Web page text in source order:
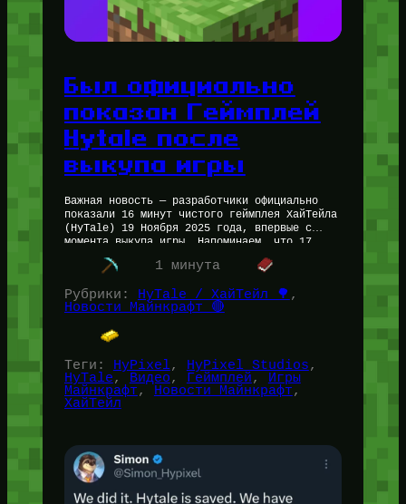
Был официально
показан Геймплей
Hytale после
выкупа игры
Важная новость — разработчики официально
показали 16 минут чистого геймплея ХайТейла
(HyTale) 19 Ноября 2025 года, впервые с
момента выкупа игры. Напоминаем, что 17
Ноября 2025 года случилось очень важное…
1 минута
Рубрики:
HyTale / ХайТейл 🌳
Новости Майнкрафт 🔴
Теги: HyPixel, HyPixel Studios
HyTale, Видео, Геймплей,
Игры
Майнкрафт, Новости Майнкрафт
ХайТейл